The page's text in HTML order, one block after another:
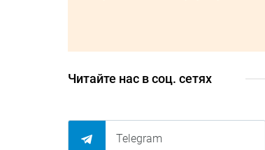
Читайте нас в соц. сетях
Telegram